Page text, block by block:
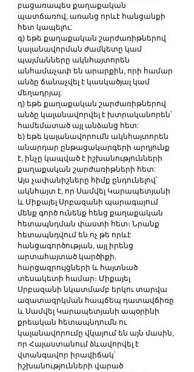
բացառապես քաղաքական
պատճառով, առանց որևէ հանցանքի
հետ կապելու:
գ) եթե քաղաքական շարժառիթներով
կալանավորման ժամկետը կամ
պայմանները ակնհայտորեն
անհամաչափ են արարքին, որի համար
անձը ճանաչվել է կասկածյալ կամ
մեղադրյալ:
դ) եթե քաղաքական շարժառիթներով
անձը կալանավորվել է խտրականորեն՝
համեմատած այլ անձանց հետ:
ե) եթե կալանավորումն ակնհայտորեն
անարդար ընթացակարգերի արդյունք
է, ինչը կապված է իշխանությունների
քաղաքական շարժառիթների հետ:
Այս չափանիշները հիմք ընդունելով՝
ակնհայտ է, որ Սամվել Կարապետյանի
և Միքայել Սրբազանի պարագայում
մենք գործ ունենք հենց քաղաքական
հետապնդման փաստի հետ։ Նրանք
հետապնդվում են ոչ թե որևէ
հանցագործության, այլ իրենց
արտահայտած կարծիքի,
հարցազրույցների և հայտնած
տեսակետի համար։ Միքայել
Սրբազանի նկատմամբ երկու տարվա
ազատազրկման հապճեպ դատավճիռը
և Սամվել Կարապետյանի ապօրինի
քրեական հետապնդումն ու
կալանավորումը վկայում են այն մասին,
որ Հայաստանում ձևավորվել է
վտանգավոր իրավիճակ՝
իշխանությունների վարած